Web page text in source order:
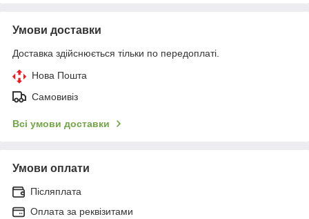
Умови доставки
Доставка здійснюється тільки по передоплаті.
Нова Пошта
Самовивіз
Всі умови доставки
Умови оплати
Післяплата
Оплата за реквізитами